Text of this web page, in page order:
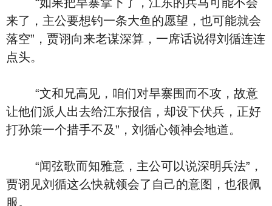
来了，主公要想钓一条大鱼的愿望，也可能就会
落空”，贾诩向来老谋深算，一席话说得刘循连连
点头。
“文和兄高见，咱们对旱寨围而不攻，故意
让他们派人出去给江东报信，却设下伏兵，正好
打孙策一个措手不及”，刘循心领神会地道。
“闻弦歌而知雅意，主公可以说深明兵法”，
贾诩见刘循这么快就领会了自己的意图，也很佩
服。